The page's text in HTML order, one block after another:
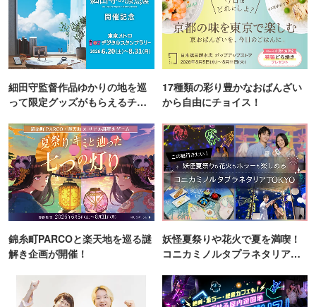
細田守監督作品ゆかりの地を巡
って限定グッズがもらえるチャ
17種類の彩り豊かなおばんざい
から自由にチョイス！
錦糸町PARCOと楽天地を巡る謎
解き企画が開催！
妖怪夏祭りや花火で夏を満喫！
コニカミノルタプラネタリア